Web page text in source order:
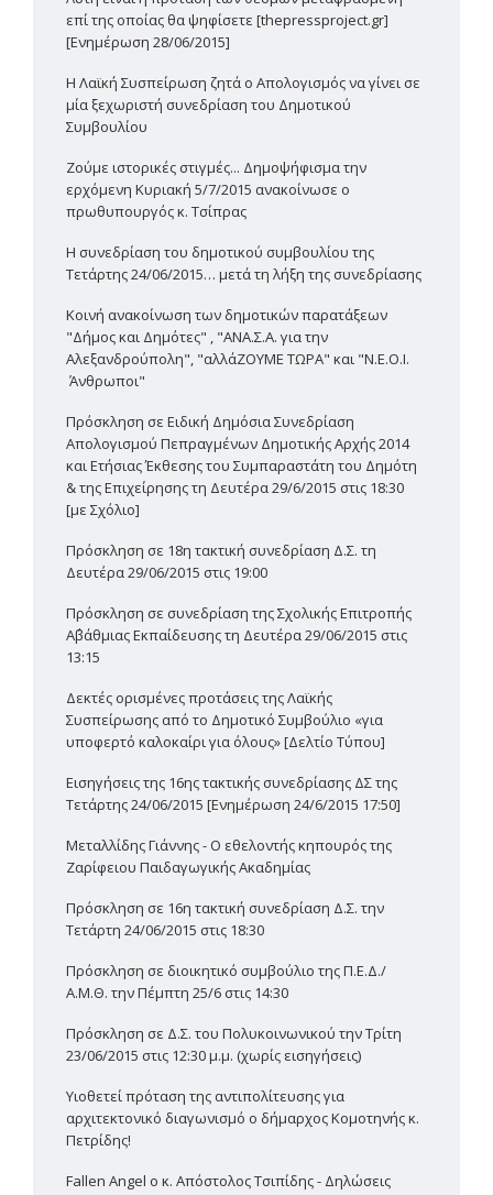
επί της οποίας θα ψηφίσετε [thepressproject.gr]
[Ενημέρωση 28/06/2015]
Η Λαϊκή Συσπείρωση ζητά ο Απολογισμός να γίνει σε
μία ξεχωριστή συνεδρίαση του Δημοτικού
Συμβουλίου
Ζούμε ιστορικές στιγμές... Δημοψήφισμα την
ερχόμενη Κυριακή 5/7/2015 ανακοίνωσε ο
πρωθυπουργός κ. Τσίπρας
Η συνεδρίαση του δημοτικού συμβουλίου της
Τετάρτης 24/06/2015… μετά τη λήξη της συνεδρίασης
Κοινή ανακοίνωση των δημοτικών παρατάξεων
"Δήμος και Δημότες" , "ΑΝΑ.Σ.Α. για την
Αλεξανδρούπολη", "αλλάΖΟΥΜΕ ΤΩΡΑ" και "Ν.Ε.Ο.Ι.
Άνθρωποι"
Πρόσκληση σε Ειδική Δημόσια Συνεδρίαση
Απολογισμού Πεπραγμένων Δημοτικής Αρχής 2014
και Ετήσιας Έκθεσης του Συμπαραστάτη του Δημότη
& της Επιχείρησης τη Δευτέρα 29/6/2015 στις 18:30
[με Σχόλιο]
Πρόσκληση σε 18η τακτική συνεδρίαση Δ.Σ. τη
Δευτέρα 29/06/2015 στις 19:00
Πρόσκληση σε συνεδρίαση της Σχολικής Επιτροπής
Α΄βάθμιας Εκπαίδευσης τη Δευτέρα 29/06/2015 στις
13:15
Δεκτές ορισμένες προτάσεις της Λαϊκής
Συσπείρωσης από το Δημοτικό Συμβούλιο «για
υποφερτό καλοκαίρι για όλους» [Δελτίο Τύπου]
Εισηγήσεις της 16ης τακτικής συνεδρίασης ΔΣ της
Τετάρτης 24/06/2015 [Ενημέρωση 24/6/2015 17:50]
Μεταλλίδης Γιάννης - Ο εθελοντής κηπουρός της
Ζαρίφειου Παιδαγωγικής Ακαδημίας
Πρόσκληση σε 16η τακτική συνεδρίαση Δ.Σ. την
Τετάρτη 24/06/2015 στις 18:30
Πρόσκληση σε διοικητικό συμβούλιο της Π.Ε.Δ./
Α.Μ.Θ. την Πέμπτη 25/6 στις 14:30
Πρόσκληση σε Δ.Σ. του Πολυκοινωνικού την Τρίτη
23/06/2015 στις 12:30 μ.μ. (χωρίς εισηγήσεις)
Υιοθετεί πρόταση της αντιπολίτευσης για
αρχιτεκτονικό διαγωνισμό ο δήμαρχος Κομοτηνής κ.
Πετρίδης!
Fallen Angel ο κ. Απόστολος Τσιπίδης - Δηλώσεις